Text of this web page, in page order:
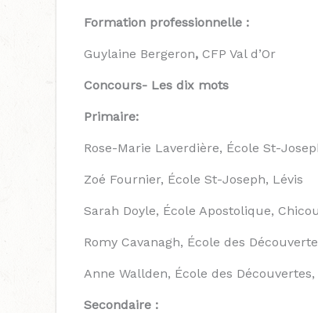
Formation professionnelle :
Guylaine Bergeron, CFP Val d’Or
Concours- Les dix mots
Primaire:
Rose-Marie Laverdière, École St-
Zoé Fournier, École St-Joseph, Lévis
Sarah Doyle, École Apostolique,
Romy Cavanagh, École des
Anne Wallden, École des
Secondaire :